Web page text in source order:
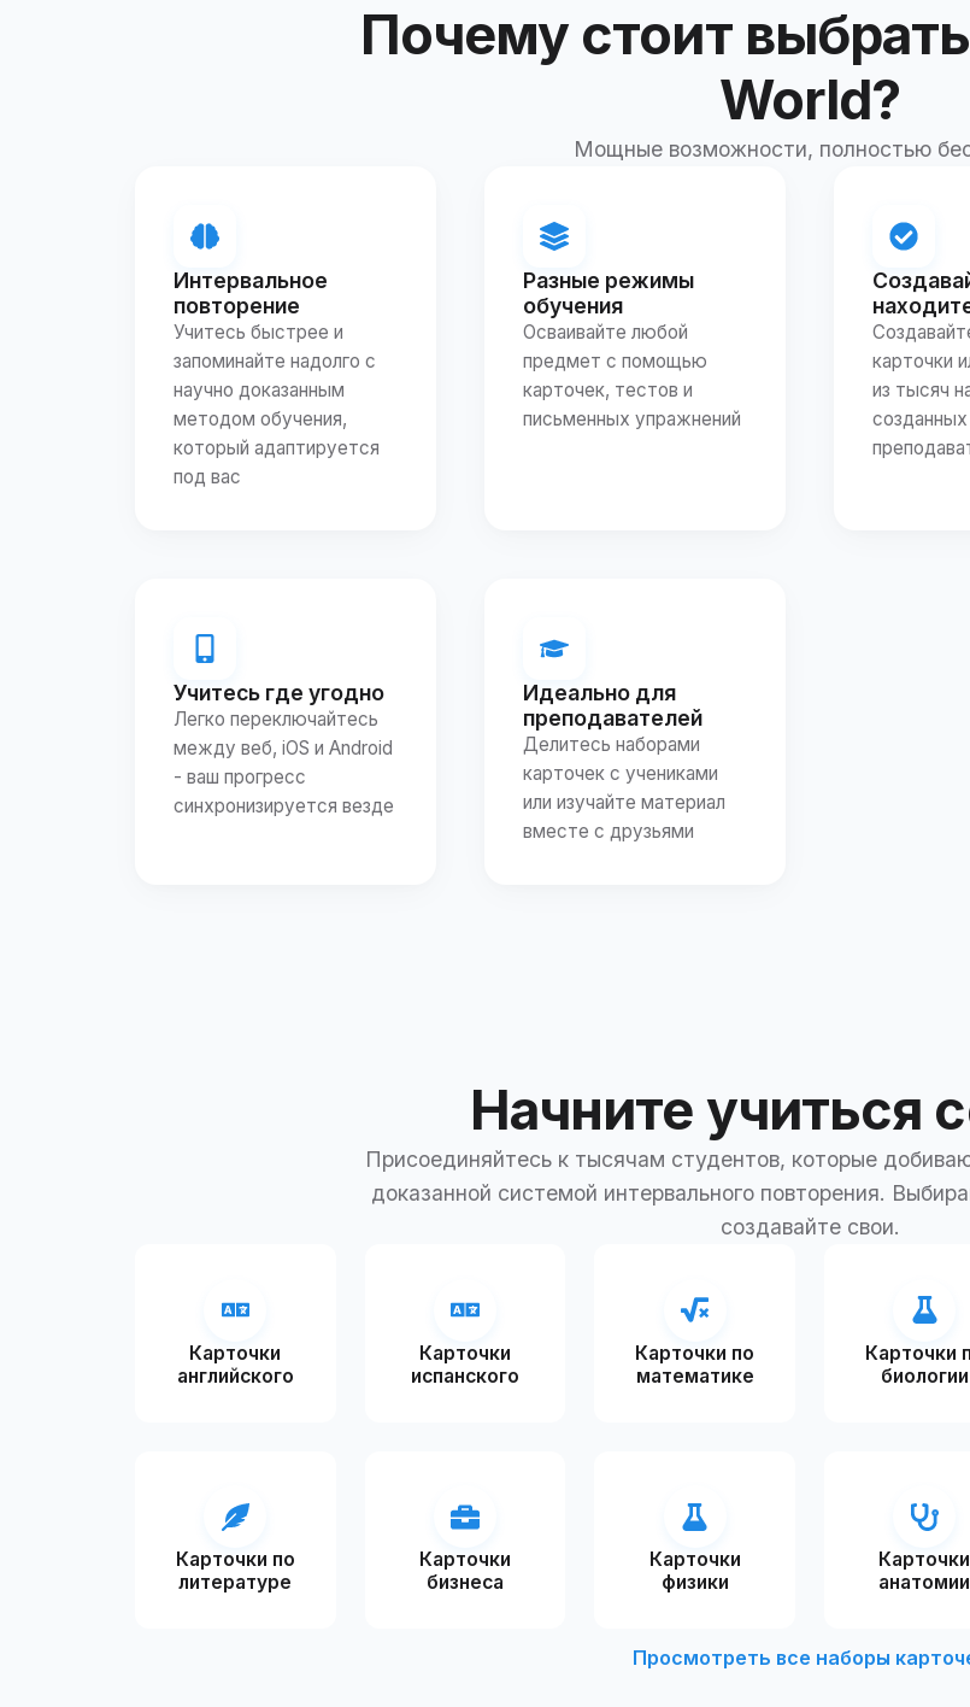
Почему стоит
World?
Мощные возможности, полностью
Интервальное
повторение
Учитесь быстрее и
запоминайте надолго с
научно доказанным
методом обучения,
который адаптируется
под вас
Разные режимы
обучения
Осваивайте любой
предмет с помощью
карточек, тестов и
письменных упражнений
карточки
из тысяч
Учитесь где угодно
Легко переключайтесь
между веб, iOS и Android
- ваш прогресс
синхронизируется везде
Идеально для
преподавателей
Делитесь наборами
карточек с учениками
или изучайте материал
вместе с друзьями
Начните учиться
Присоединяйтесь к тысячам студентов, которые
доказанной системой интервального повторения.
создавайте свои.
Карточки
английского
Карточки
испанского
Карточки по
математике
Карточки
биологии
Карточки по
литературе
Карточки
бизнеса
Карточки
физики
Карточки
анатомии
Просмотреть все наборы